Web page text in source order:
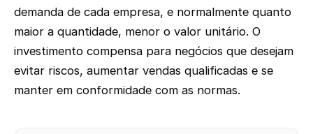
demanda de cada empresa, e normalmente quanto
maior a quantidade, menor o valor unitário. O
investimento compensa para negócios que desejam
evitar riscos, aumentar vendas qualificadas e se
manter em conformidade com as normas.